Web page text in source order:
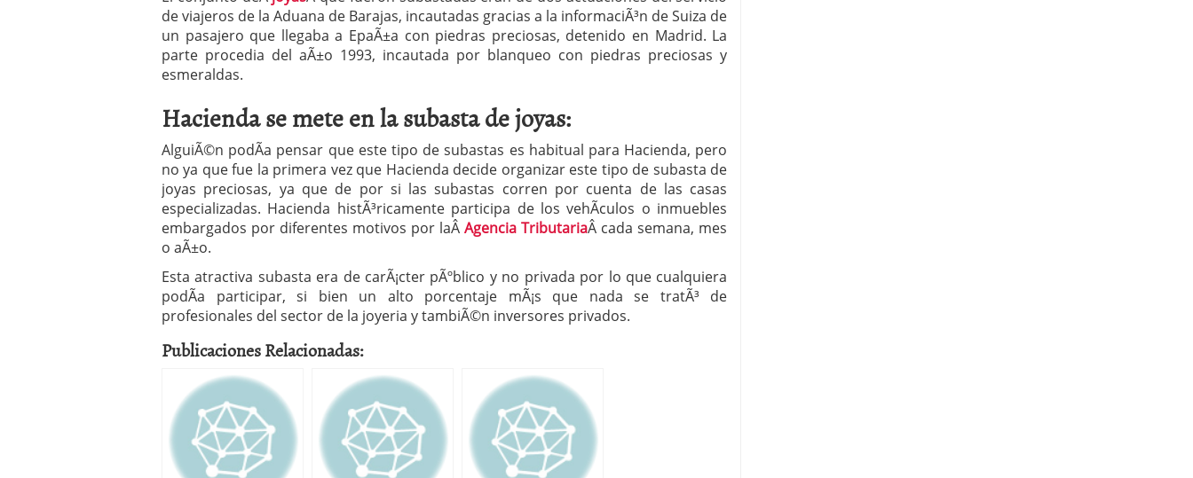
de viajeros de la Aduana de Barajas, incautadas gracias a la informaciÃ³n de Suiza de
un pasajero que llegaba a EpaÃ±a con piedras preciosas, detenido en Madrid. La
parte procedia del aÃ±o 1993, incautada por blanqueo con piedras preciosas y
esmeraldas.
Hacienda se mete en la subasta de joyas:
AlguiÃ©n podÃ­a pensar que este tipo de subastas es habitual para Hacienda, pero
no ya que fue la primera vez que Hacienda decide organizar este tipo de subasta de
joyas preciosas, ya que de por si las subastas corren por cuenta de las casas
especializadas. Hacienda histÃ³ricamente participa de los vehÃ­culos o inmuebles
embargados por diferentes motivos por laÂAgencia TributariaÂ cada semana, mes
o aÃ±o.
Esta atractiva subasta era de carÃ¡cter pÃºblico y no privada por lo que cualquiera
podÃ­a participar, si bien un alto porcentaje mÃ¡s que nada se tratÃ³ de
profesionales del sector de la joyeria y tambiÃ©n inversores privados.
Publicaciones Relacionadas: